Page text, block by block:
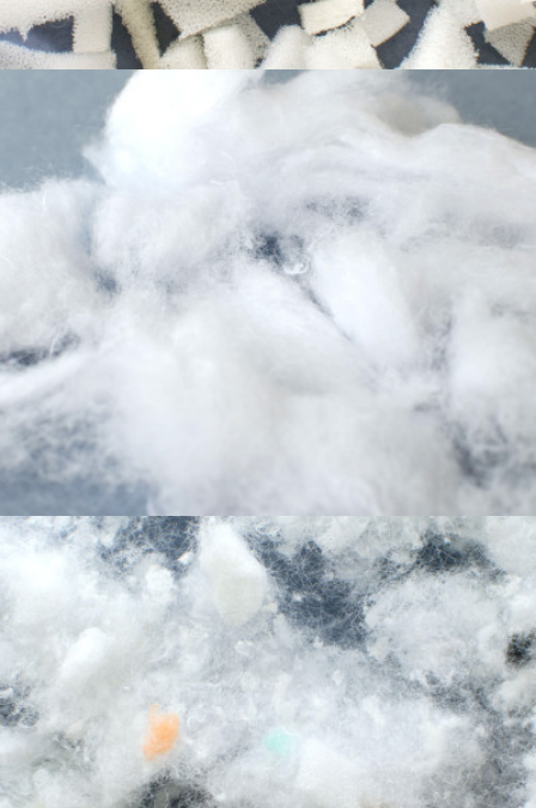
Recyclage de couette apte comme
rembourrage
Recyclage du couvercle de matelas apte
comme rembourrage